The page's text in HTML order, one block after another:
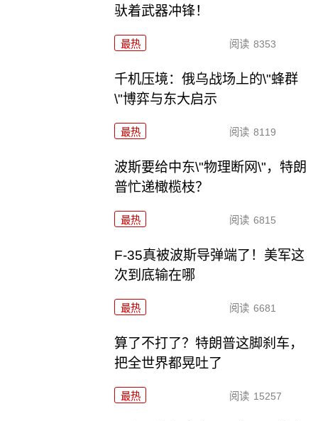
驮着武器冲锋！
最热 阅读 8353
千机压境：俄乌战场上的\"蜂群
\"博弈与东大启示
最热 阅读 8119
波斯要给中东\"物理断网\"，特朗
普忙递橄榄枝？
最热 阅读 6815
F-35真被波斯导弹端了！美军这
次到底输在哪
最热 阅读 6681
算了不打了？特朗普这脚刹车，
把全世界都晃吐了
最热 阅读 15257